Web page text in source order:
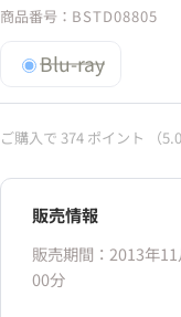
商品番号： BSTD08805
Blu-ray
ご購入で 374 ポイント （
販売情報
販売期間：2013年
00分